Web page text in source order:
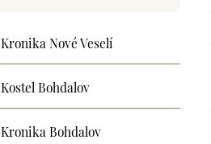
Kronika Nové Veselí
Kostel Bohdalov
Kronika Bohdalov